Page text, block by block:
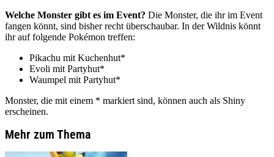
Welche Monster gibt es im Event? Die Monster, die ihr im Event
fangen könnt, sind bisher recht überschaubar. In der Wildnis könnt
ihr auf folgende Pokémon treffen:
Pikachu mit Kuchenhut*
Evoli mit Partyhut*
Waumpel mit Partyhut*
Monster, die mit einem * markiert sind, können auch als Shiny
erscheinen.
Mehr zum Thema